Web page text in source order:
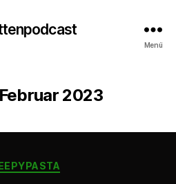
Menü
Februar 2023
Kategorien